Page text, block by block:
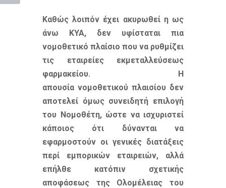
Καθώς λοιπόν έχει ακυρωθεί η ως
άνω ΚΥΑ, δεν υφίσταται πια
νομοθετικό πλαίσιο που να ρυθμίζει
τις εταιρείες εκμεταλλεύσεως
φαρμακείου. Η
απουσία νομοθετικού πλαισίου δεν
αποτελεί όμως συνειδητή επιλογή
του Νομοθέτη,ώστε να ισχυριστεί
κάποιος ότι δύνανται να
εφαρμοστούν οι γενικές διατάξεις
περί εμπορικών εταιρειών, αλλά
επήλθε κατόπιν σχετικής
αποφάσεως της Ολομέλειας του